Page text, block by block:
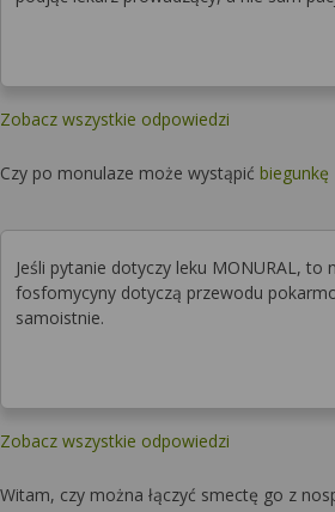
Zobacz wszystkie odpowiedzi
Czy po monulaze może wystąpić biegunkę
Jeśli pytanie dotyczy leku MONURAL,
fosfomycyny dotyczą przewodu
samoistnie.
Zobacz wszystkie odpowiedzi
Witam, czy można łączyć smectę go z